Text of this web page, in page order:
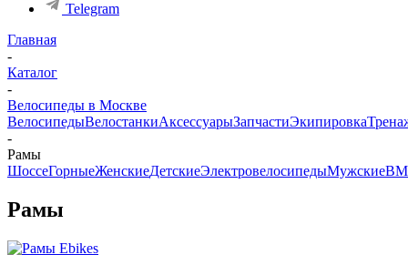
Telegram
Главная
-
Каталог
-
Велосипеды в Москве
ВелосипедыВелостанкиАксессуарыЗапчастиЭкипировка
-
Рамы
ШоссеГорныеЖенскиеДетскиеЭлектровелосипедыМужские
Рамы